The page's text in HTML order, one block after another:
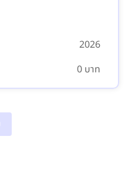
2026
0 บาท